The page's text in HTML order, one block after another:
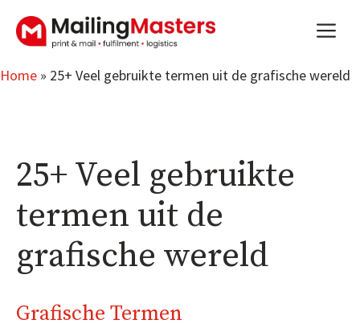
naar
inhoud
Home » 25+ Veel gebruikte termen uit de grafische wereld
25+ Veel gebruikte
termen uit de
grafische wereld
Grafische Termen